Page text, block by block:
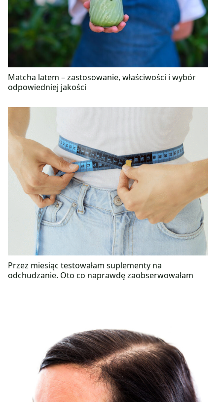
Matcha latem – zastosowanie, właściwości i wybór
odpowiedniej jakości
Przez miesiąc testowałam suplementy na
odchudzanie. Oto co naprawdę zaobserwowałam